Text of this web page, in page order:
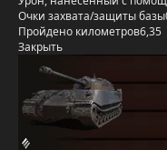
Очки захвата/защиты базы
Пройдено километров6,35
Закрыть